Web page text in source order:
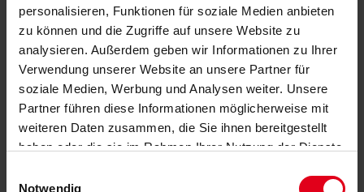
personalisieren, Funktionen für soziale Medien anbieten
zu können und die Zugriffe auf unsere Website zu
analysieren. Außerdem geben wir Informationen zu Ihrer
Verwendung unserer Website an unsere Partner für
soziale Medien, Werbung und Analysen weiter. Unsere
Partner führen diese Informationen möglicherweise mit
weiteren Daten zusammen, die Sie ihnen bereitgestellt
haben oder die sie im Rahmen Ihrer Nutzung der Dienste
Notwendig